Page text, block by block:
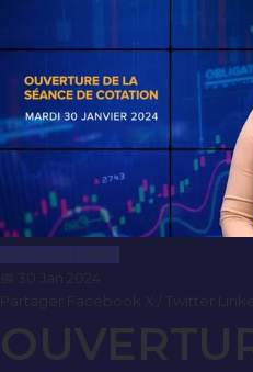
Le Journal BRVM